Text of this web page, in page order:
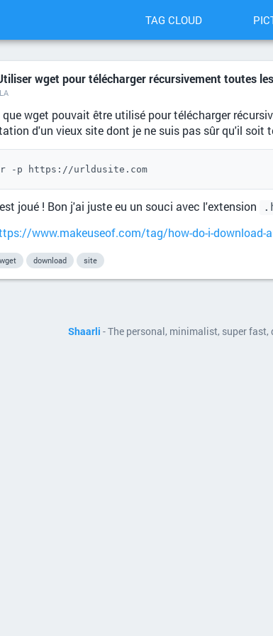
TAG CLOUD
wget pour télécharger récursivement toutes
wget pouvait être utilisé pour télécharger
d'un vieux site dont je ne suis pas sûr qu'il soit
r -p https://urldusite.com
joué ! Bon j'ai juste eu un souci avec l'extension
www.makeuseof.com/tag/how-do-i-download-
wget download site
Shaarli - The personal, minimalist, super